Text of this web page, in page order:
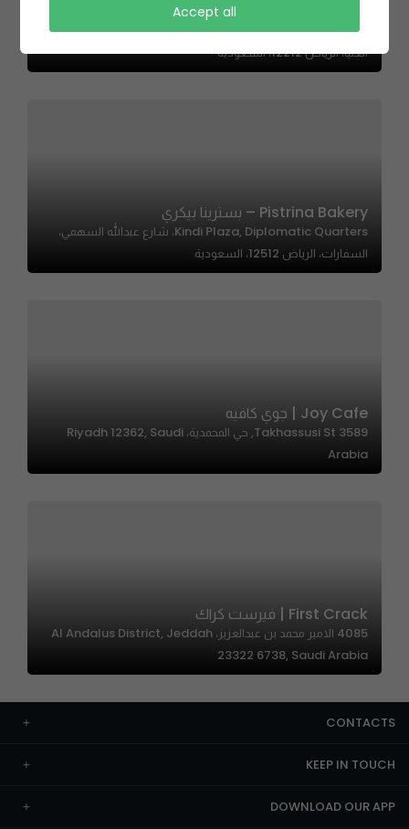
LA RUSTICA Pizzeria – لا روستيكا
Unit: 66 Postal Code : 7720، 3172 - 48 شارع وادي الارطاوي،
العليا، الرياض 12212، السعودية
Pistrina Bakery – بسترينا بيكري
Kindi Plaza, Diplomatic Quarters، شارع عبدالله السهمي،
السفارات، الرياض 12512، السعودية
Joy Cafe | جوي كافيه
3589 Takhassusi St, حي المحمدية، Riyadh 12362, Saudi
Arabia
First Crack | فيرست كراك
4085 الامير محمد بن عبدالعزيز، Al Andalus District, Jeddah
23322 6738, Saudi Arabia
CONTACTS
KEEP IN TOUCH
DOWNLOAD OUR APP
Accept all